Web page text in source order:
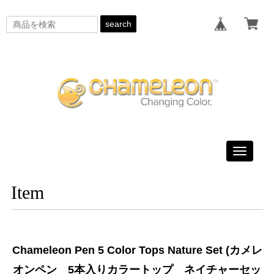
search
Toggle
Item
Chameleon Pen 5 Color Tops Nature Set (カメレ
オンペン 5本入りカラートップ ネイチャーセッ